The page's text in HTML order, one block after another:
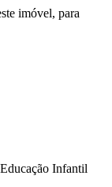
imóvel, para
Infantil